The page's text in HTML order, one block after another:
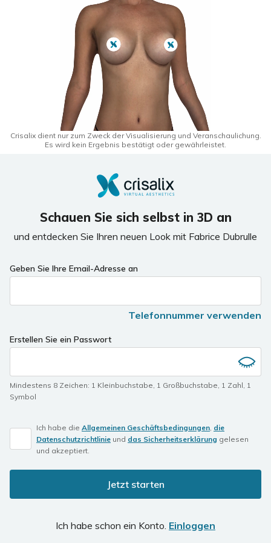
Crisalix dient nur zum Zweck der Visualisierung und Veranschaulichung.
Es wird kein Ergebnis bestätigt oder gewährleistet.
Schauen Sie sich selbst in 3D an
und entdecken Sie Ihren neuen Look mit Fabrice Dubrulle
If
a
ignore
this
Geben Sie Ihre Email-Adresse an
Telefonnummer verwenden
Erstellen Sie ein Passwort
Mindestens 8 Zeichen: 1 Kleinbuchstabe, 1 Großbuchstabe, 1 Zahl, 1
Symbol
Ich habe die Allgemeinen Geschäftsbedingungen, die
Datenschutzrichtlinie und das Sicherheitserklärung gelesen
und akzeptiert.
Jetzt starten
Ich habe schon ein Konto. Einloggen